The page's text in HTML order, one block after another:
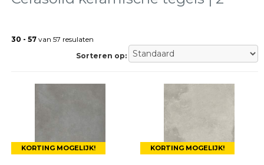
Natuursteen
Terrastegels
Balkontegels
bestrating
Sierbestrating
30 - 57van 57 resulaten
Sorteren op:
KORTING MOGELIJK! KORTING MOGELIJK!